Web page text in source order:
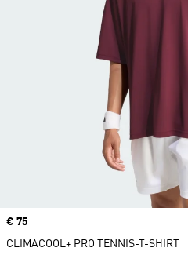
Price
€ 75
CLIMACOOL+ PRO TENNIS-T-SHIRT